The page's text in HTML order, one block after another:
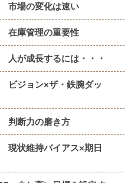
市場の変化は速い
在庫管理の重要性
人が成長するには・・・
ビジョン×ザ・鉄腕ダッ
判断力の磨き方
現状維持バイアス×期日